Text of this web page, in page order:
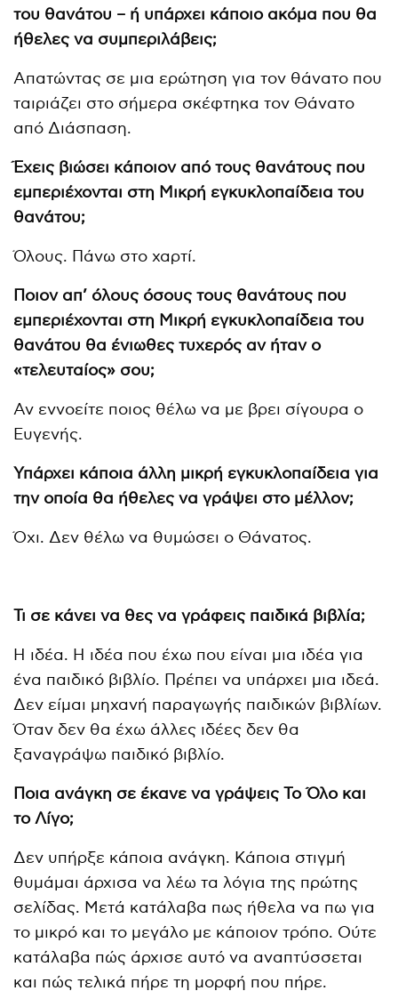
του θανάτου – ή υπάρχει κάποιο ακόμα που θα
ήθελες να συμπεριλάβεις;
Απατώντας σε μια ερώτηση για τον θάνατο που
ταιριάζει στο σήμερα σκέφτηκα τον Θάνατο
από Διάσπαση.
Έχεις βιώσει κάποιον από τους θανάτους που
εμπεριέχονται στη Μικρή εγκυκλοπαίδεια του
θανάτου;
Όλους. Πάνω στο χαρτί.
Ποιον απ’ όλους όσους τους θανάτους που
εμπεριέχονται στη Μικρή εγκυκλοπαίδεια του
θανάτου θα ένιωθες τυχερός αν ήταν ο
«τελευταίος» σου;
Αν εννοείτε ποιος θέλω να με βρει σίγουρα ο
Ευγενής.
Υπάρχει κάποια άλλη μικρή εγκυκλοπαίδεια για
την οποία θα ήθελες να γράψει στο μέλλον;
Όχι. Δεν θέλω να θυμώσει ο Θάνατος.
Τι σε κάνει να θες να γράφεις παιδικά βιβλία;
Η ιδέα. Η ιδέα που έχω που είναι μια ιδέα για
ένα παιδικό βιβλίο. Πρέπει να υπάρχει μια ιδεά.
Δεν είμαι μηχανή παραγωγής παιδικών βιβλίων.
Όταν δεν θα έχω άλλες ιδέες δεν θα
ξαναγράψω παιδικό βιβλίο.
Ποια ανάγκη σε έκανε να γράψεις Το Όλο και
το Λίγο;
Δεν υπήρξε κάποια ανάγκη. Κάποια στιγμή
θυμάμαι άρχισα να λέω τα λόγια της πρώτης
σελίδας. Μετά κατάλαβα πως ήθελα να πω για
το μικρό και το μεγάλο με κάποιον τρόπο. Ούτε
κατάλαβα πώς άρχισε αυτό να αναπτύσσεται
και πώς τελικά πήρε τη μορφή που πήρε.